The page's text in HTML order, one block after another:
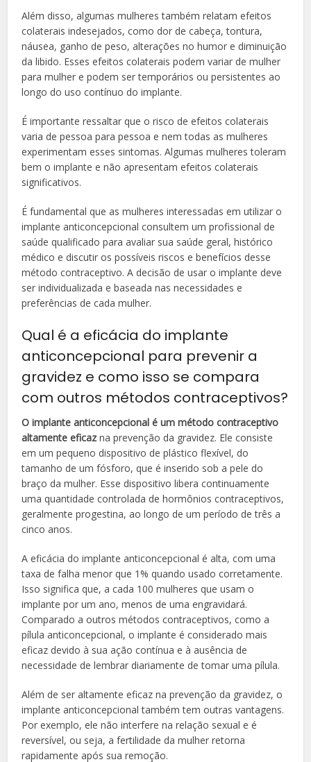
Além disso, algumas mulheres também relatam efeitos
colaterais indesejados, como dor de cabeça, tontura,
náusea, ganho de peso, alterações no humor e diminuição
da libido. Esses efeitos colaterais podem variar de mulher
para mulher e podem ser temporários ou persistentes ao
longo do uso contínuo do implante.
É importante ressaltar que o risco de efeitos colaterais
varia de pessoa para pessoa e nem todas as mulheres
experimentam esses sintomas. Algumas mulheres toleram
bem o implante e não apresentam efeitos colaterais
significativos.
É fundamental que as mulheres interessadas em utilizar o
implante anticoncepcional consultem um profissional de
saúde qualificado para avaliar sua saúde geral, histórico
médico e discutir os possíveis riscos e benefícios desse
método contraceptivo. A decisão de usar o implante deve
ser individualizada e baseada nas necessidades e
preferências de cada mulher.
Qual é a eficácia do implante
anticoncepcional para prevenir a
gravidez e como isso se compara
com outros métodos contraceptivos?
O implante anticoncepcional é um método contraceptivo
altamente eficaz na prevenção da gravidez. Ele consiste
em um pequeno dispositivo de plástico flexível, do
tamanho de um fósforo, que é inserido sob a pele do
braço da mulher. Esse dispositivo libera continuamente
uma quantidade controlada de hormônios contraceptivos,
geralmente progestina, ao longo de um período de três a
cinco anos.
A eficácia do implante anticoncepcional é alta, com uma
taxa de falha menor que 1% quando usado corretamente.
Isso significa que, a cada 100 mulheres que usam o
implante por um ano, menos de uma engravidará.
Comparado a outros métodos contraceptivos, como a
pílula anticoncepcional, o implante é considerado mais
eficaz devido à sua ação contínua e à ausência de
necessidade de lembrar diariamente de tomar uma pílula.
Além de ser altamente eficaz na prevenção da gravidez, o
implante anticoncepcional também tem outras vantagens.
Por exemplo, ele não interfere na relação sexual e é
reversível, ou seja, a fertilidade da mulher retorna
rapidamente após sua remoção.